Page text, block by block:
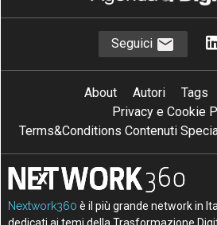
Seguici
About Autori Tags
Privacy e Cookie
Terms&Conditions Contenuti
Nextwork360 è il più grande network in
dedicati ai temi della Trasformazione